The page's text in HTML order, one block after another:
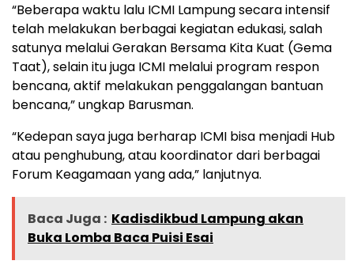
“Beberapa waktu lalu ICMI Lampung secara intensif
telah melakukan berbagai kegiatan edukasi, salah
satunya melalui Gerakan Bersama Kita Kuat (Gema
Taat), selain itu juga ICMI melalui program respon
bencana, aktif melakukan penggalangan bantuan
bencana,” ungkap Barusman.
“Kedepan saya juga berharap ICMI bisa menjadi Hub
atau penghubung, atau koordinator dari berbagai
Forum Keagamaan yang ada,” lanjutnya.
Baca Juga : Kadisdikbud Lampung akan
Buka Lomba Baca Puisi Esai